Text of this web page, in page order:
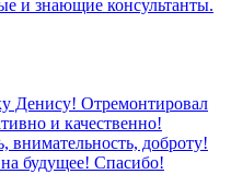
и знающие консультанты.
Денису! Отремонтировал
и качественно!
внимательность, доброту!
будущее! Спасибо!